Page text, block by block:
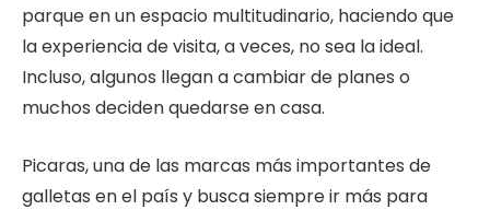
parque en un espacio multitudinario, haciendo que
la experiencia de visita, a veces, no sea la ideal.
Incluso, algunos llegan a cambiar de planes o
muchos deciden quedarse en casa.
Picaras, una de las marcas más importantes de
galletas en el país y busca siempre ir más para